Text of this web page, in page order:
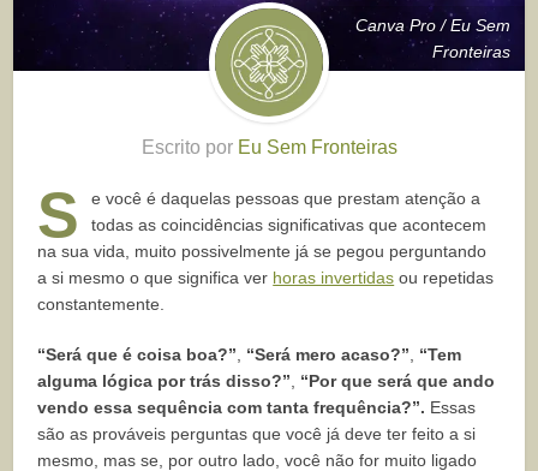
Canva Pro / Eu Sem
Fronteiras
Escrito por Eu Sem Fronteiras
S
e você é daquelas pessoas que prestam atenção a
todas as coincidências significativas que acontecem
na sua vida, muito possivelmente já se pegou perguntando
a si mesmo o que significa ver horas invertidas ou repetidas
constantemente.
“Será que é coisa boa?” “Será mero acaso?”
“Tem
alguma lógica por trás disso?”
“Por que será que ando
vendo essa sequência com tanta frequência?”. Essas
são as prováveis perguntas que você já deve ter feito a si
mesmo, mas se, por outro lado, você não for muito ligado